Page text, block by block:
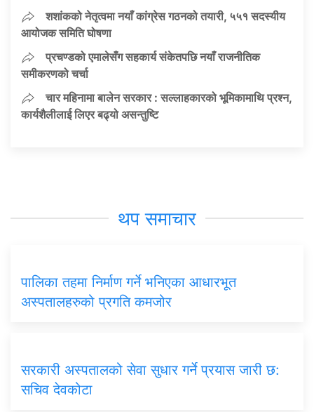
शशांकको नेतृत्वमा नयाँ कांग्रेस गठनको तयारी, ५५१ सदस्यीय
आयोजक समिति घोषणा
प्रचण्डको एमालेसँग सहकार्य संकेतपछि नयाँ राजनीतिक
समीकरणको चर्चा
चार महिनामा बालेन सरकार : सल्लाहकारको भूमिकामाथि प्रश्न,
कार्यशैलीलाई लिएर बढ्यो असन्तुष्टि
थप समाचार
पालिका तहमा निर्माण गर्ने भनिएका आधारभूत
अस्पतालहरुको प्रगति कमजोर
सरकारी अस्पतालको सेवा सुधार गर्ने प्रयास जारी छ:
सचिव देवकोटा